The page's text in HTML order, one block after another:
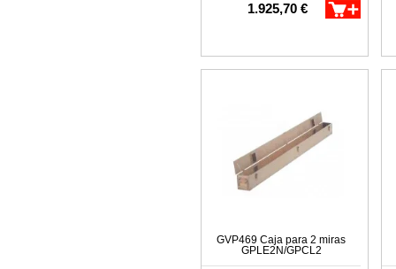
1.925,70 €
GVP469 Caja para 2 miras
GPLE2N/GPCL2